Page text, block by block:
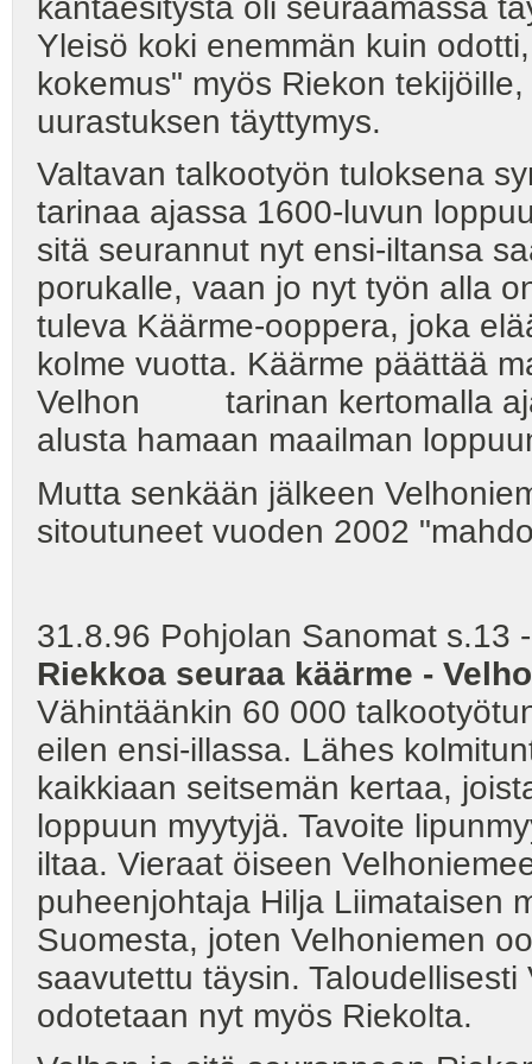
kantaesitystä oli seuraamassa
Yleisö koki enemmän kuin
kokemus" myös Riekon
uurastuksen täyttymys.
Valtavan talkootyön tuloksena
tarinaa ajassa 1600-luvun
sitä seurannut nyt ensi-iltansa
porukalle, vaan jo nyt työn alla
tuleva Käärme-ooppera, joka
kolme vuotta. Käärme päättää
Velhon tarinan kertomalla
alusta hamaan maailman
Mutta senkään jälkeen
sitoutuneet vuoden 2002
31.8.96 Pohjolan Sanomat s.13
Riekkoa seuraa käärme -
Vähintäänkin 60 000
eilen ensi-illassa. Lähes
kaikkiaan seitsemän kertaa,
loppuun myytyjä. Tavoite
iltaa. Vieraat öiseen
puheenjohtaja Hilja Liimataisen
Suomesta, joten Velhoniemen
saavutettu täysin.
odotetaan nyt myös Riekolta.